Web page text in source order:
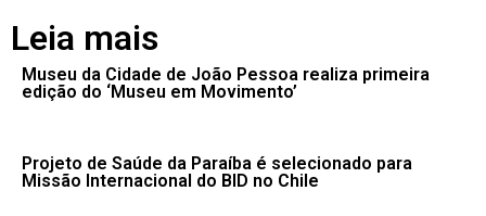
Leia mais
Museu da Cidade de João Pessoa realiza primeira
edição do ‘Museu em Movimento’
Projeto de Saúde da Paraíba é selecionado para
Missão Internacional do BID no Chile